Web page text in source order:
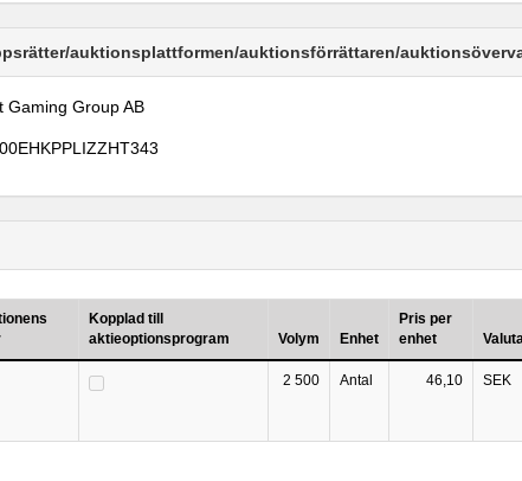
auktionsplattformen/auktionsförrättaren/
Gaming Group AB
Kopplad till
aktieoptionsprogram
Volym Enhet
Pris per
enhet
2 500 Antal 46,10 SEK